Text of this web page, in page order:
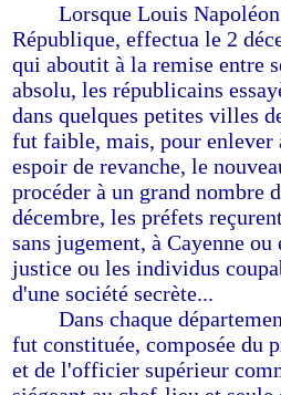
Lorsque Louis
République, effectua le 2
qui aboutit à la remise entre
absolu, les républicains
dans quelques petites villes
fut faible, mais, pour enlever
espoir de revanche, le
procéder à un grand nombre
décembre, les préfets
sans jugement, à Cayenne
justice ou les individus
d'une société secrète...
Dans chaque
fut constituée, composée du
et de l'officier supérieur